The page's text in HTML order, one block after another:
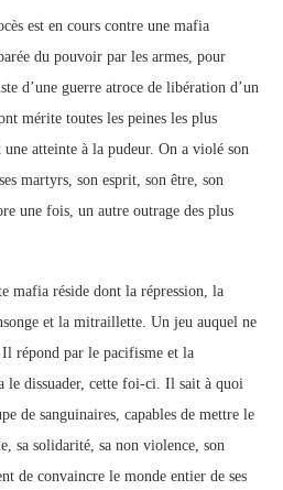
est en cours contre une mafia
du pouvoir par les armes, pour
d’une guerre atroce de libération d’un
mérite toutes les peines les plus
une atteinte à la pudeur. On a violé son
martyrs, son esprit, son être, son
une fois, un autre outrage des plus
mafia réside dont la répression, la
et la mitraillette. Un jeu auquel ne
répond par le pacifisme et la
le dissuader, cette foi-ci. Il sait à quoi
de sanguinaires, capables de mettre le
sa solidarité, sa non violence, son
de convaincre le monde entier de ses